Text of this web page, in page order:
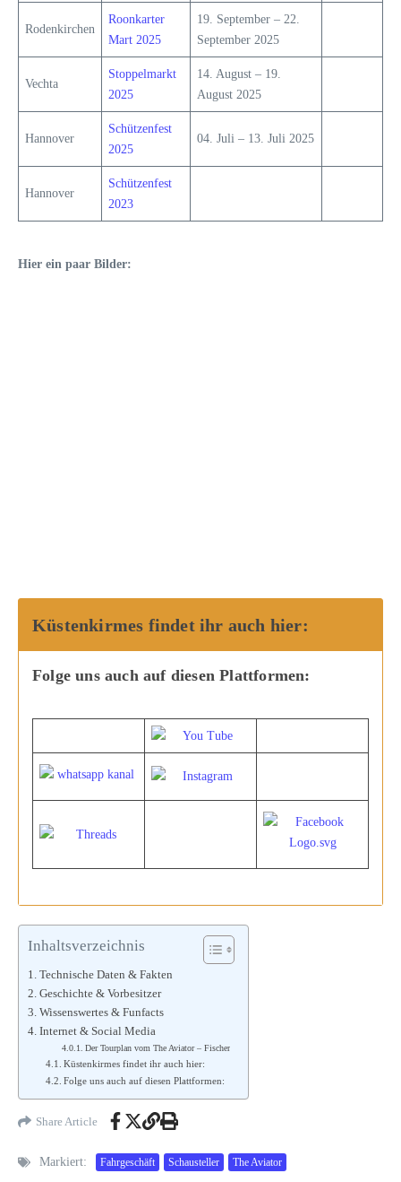
Rodenkirchen
Roonkarter
Mart 2025
19. September – 22.
September 2025
Vechta
Stoppelmarkt
2025
14. August – 19.
August 2025
Hannover
Schützenfest
2025
04. Juli – 13. Juli 2025
Hannover
Schützenfest
2023
Hier ein paar Bilder:
Küstenkirmes findet ihr auch hier:
Folge uns auch auf diesen Plattformen:
Inhaltsverzeichnis
Technische Daten & Fakten
Geschichte & Vorbesitzer
Wissenswertes & Funfacts
Internet & Social Media
Der Tourplan vom The Aviator – Fischer
Küstenkirmes findet ihr auch hier:
Folge uns auch auf diesen Plattformen:
Share Article
Markiert: Fahrgeschäft Schausteller The Aviator